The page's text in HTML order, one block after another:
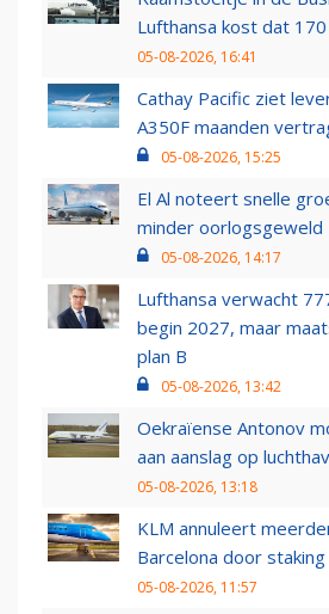
Lufthansa kost dat
05-08-2026, 16:41
Cathay Pacific ziet
A350F maanden
05-08-2026, 15:25
El Al noteert snelle
minder oorlogsgeweld
05-08-2026, 14:17
Lufthansa verwacht
begin 2027, maar
plan B
05-08-2026, 13:42
Oekraïense Antonov
aan aanslag op
05-08-2026, 13:18
KLM annuleert
Barcelona door staking
05-08-2026, 11:57